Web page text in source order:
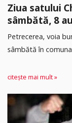
Ziua satului
sâmbătă, 8
Petrecerea, voia
sâmbătă în comuna
citește mai mult »